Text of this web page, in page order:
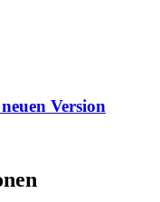
Version